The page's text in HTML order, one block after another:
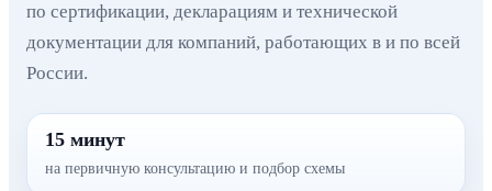
по сертификации, декларациям и технической
документации для компаний, работающих в и по всей
России.
15 минут
на первичную консультацию и подбор схемы